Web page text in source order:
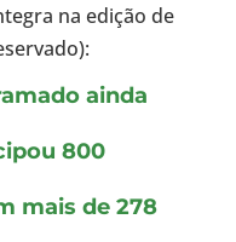
na edição de
ainda
800
mais de 278